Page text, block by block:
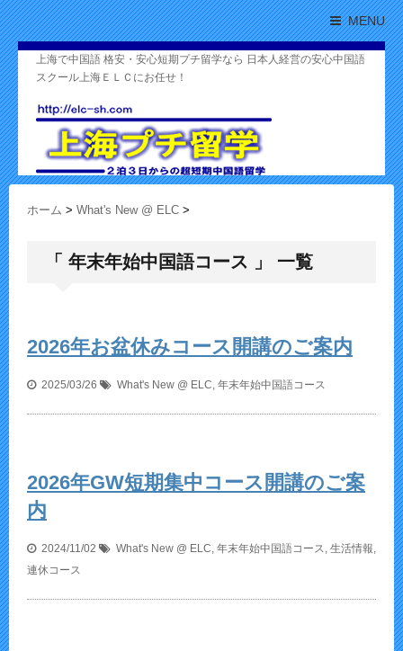
MENU
上海で中国語 格安・安心短期プチ留学なら 日本人経営の安心中国語
スクール上海ＥＬＣにお任せ！
ホーム > What's New @ ELC >
「 年末年始中国語コース 」 一覧
2026年お盆休みコース開講のご案内
2025/03/26 What's New @ ELC, 年末年始中国語コース
2026年GW短期集中コース開講のご案
内
2024/11/02 What's New @ ELC, 年末年始中国語コース, 生活情報,
連休コース